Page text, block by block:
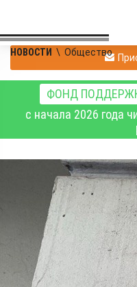
НОВОСТИ \ Общество
ФОНД
с начала 2026 года
Егорова
СИЗО